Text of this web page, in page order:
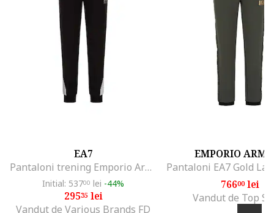
EA7
Pantaloni trening Emporio Armani Train 7 Lines Pants CH Coft 3DPP70PJLIZ01200
Initial: 53700 lei -44%
29535lei
Vandut de Various Brands FD
EMPORIO
76600lei
Vandut de Top